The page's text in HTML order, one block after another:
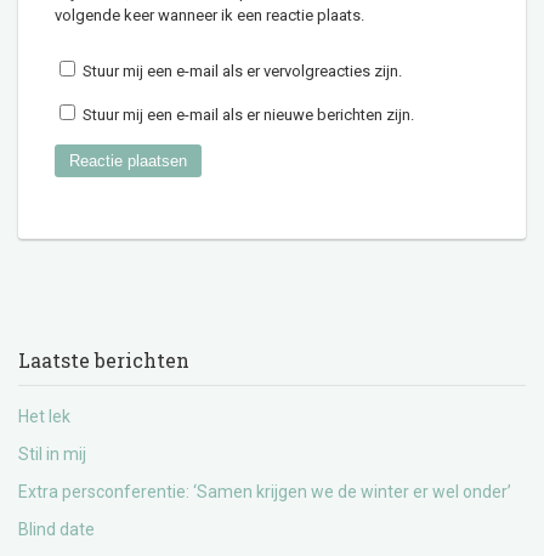
volgende keer wanneer ik een reactie plaats.
Stuur mij een e-mail als er vervolgreacties zijn.
Stuur mij een e-mail als er nieuwe berichten zijn.
Laatste berichten
Het lek
Stil in mij
Extra persconferentie: ‘Samen krijgen we de winter er wel onder’
Blind date